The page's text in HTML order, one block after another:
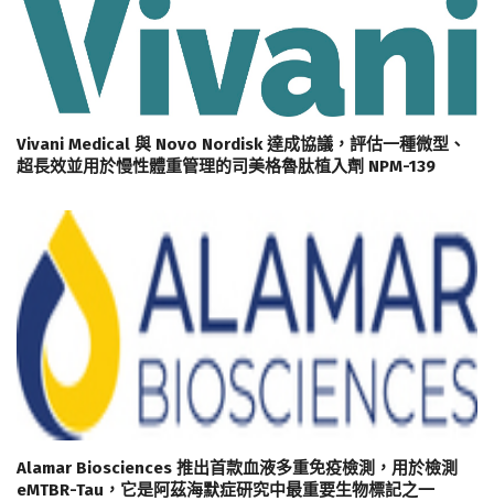
Vivani Medical 與 Novo Nordisk 達成協議，評估一種微型、
超長效並用於慢性體重管理的司美格魯肽植入劑 NPM-139
Alamar Biosciences 推出首款血液多重免疫檢測，用於檢測
eMTBR-Tau，它是阿茲海默症研究中最重要生物標記之一